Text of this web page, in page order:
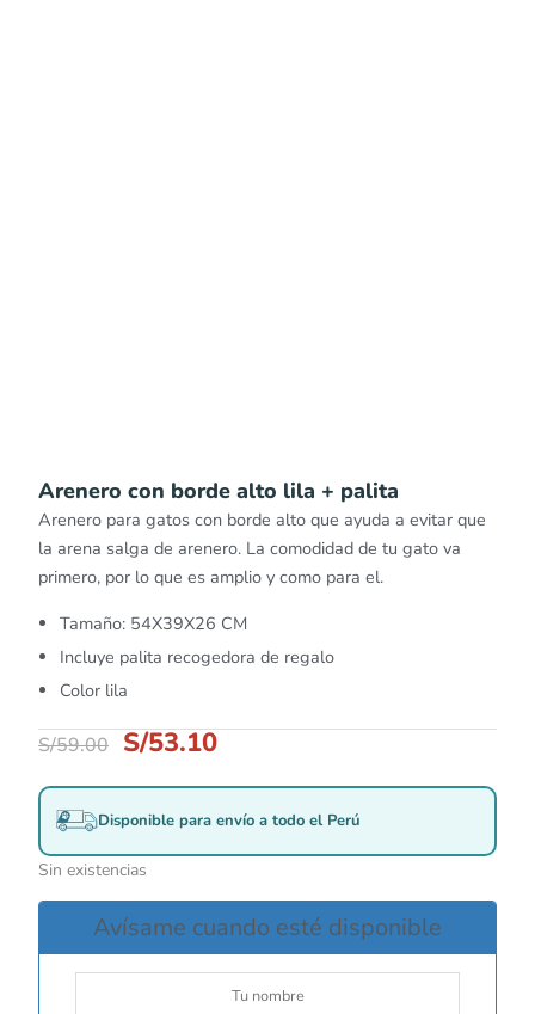
Arenero con borde alto lila + palita
Arenero para gatos con borde alto que ayuda a evitar que
la arena salga de arenero. La comodidad de tu gato va
primero, por lo que es amplio y como para el.
Tamaño: 54X39X26 CM
Incluye palita recogedora de regalo
Color lila
S/59.00 S/53.10
Disponible para envío a todo el Perú
Sin existencias
Avísame cuando esté disponible